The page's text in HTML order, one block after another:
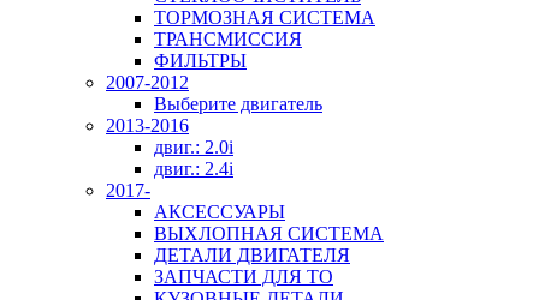
ТОРМОЗНАЯ СИСТЕМА
ТРАНСМИССИЯ
ФИЛЬТРЫ
2007-2012
Выберите двигатель
2013-2016
двиг.: 2.0i
двиг.: 2.4i
2017-
АКСЕССУАРЫ
ВЫХЛОПНАЯ СИСТЕМА
ДЕТАЛИ ДВИГАТЕЛЯ
ЗАПЧАСТИ ДЛЯ ТО